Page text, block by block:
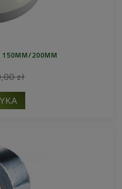
150MM/200MM
zł